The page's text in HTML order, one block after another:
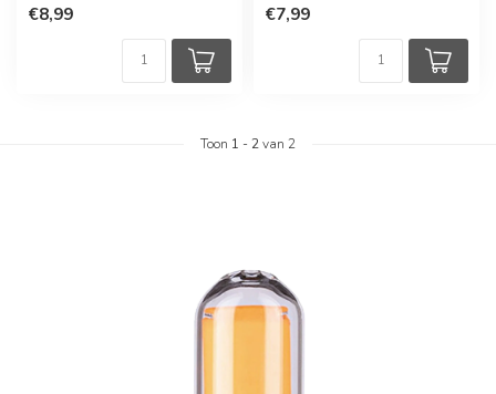
€8,99 €7,99
Toon 1 - 2van 2